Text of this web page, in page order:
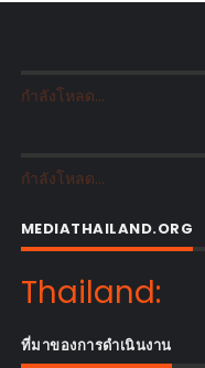
กำลังโหลด...
กำลังโหลด...
MEDIATHAILAND.ORG
Thailand:
ที่มาของการดำเนินงาน